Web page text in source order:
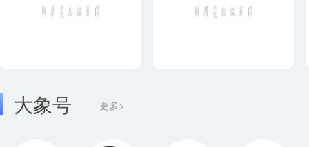
大象号 更多>